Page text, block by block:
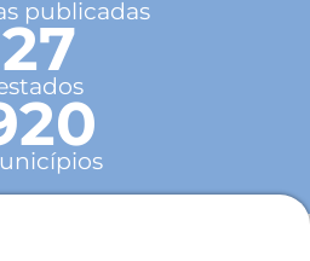
publicadas
27